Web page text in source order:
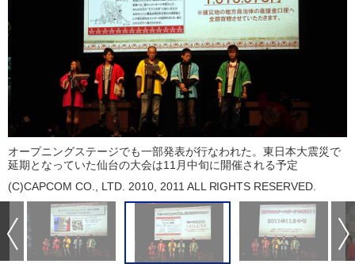
オープニングステージでも一部発表が行なわれた。東日本大震災で
延期となっていた仙台の大会は11月中旬に開催される予定
(C)CAPCOM CO., LTD. 2010, 2011 ALL RIGHTS RESERVED.